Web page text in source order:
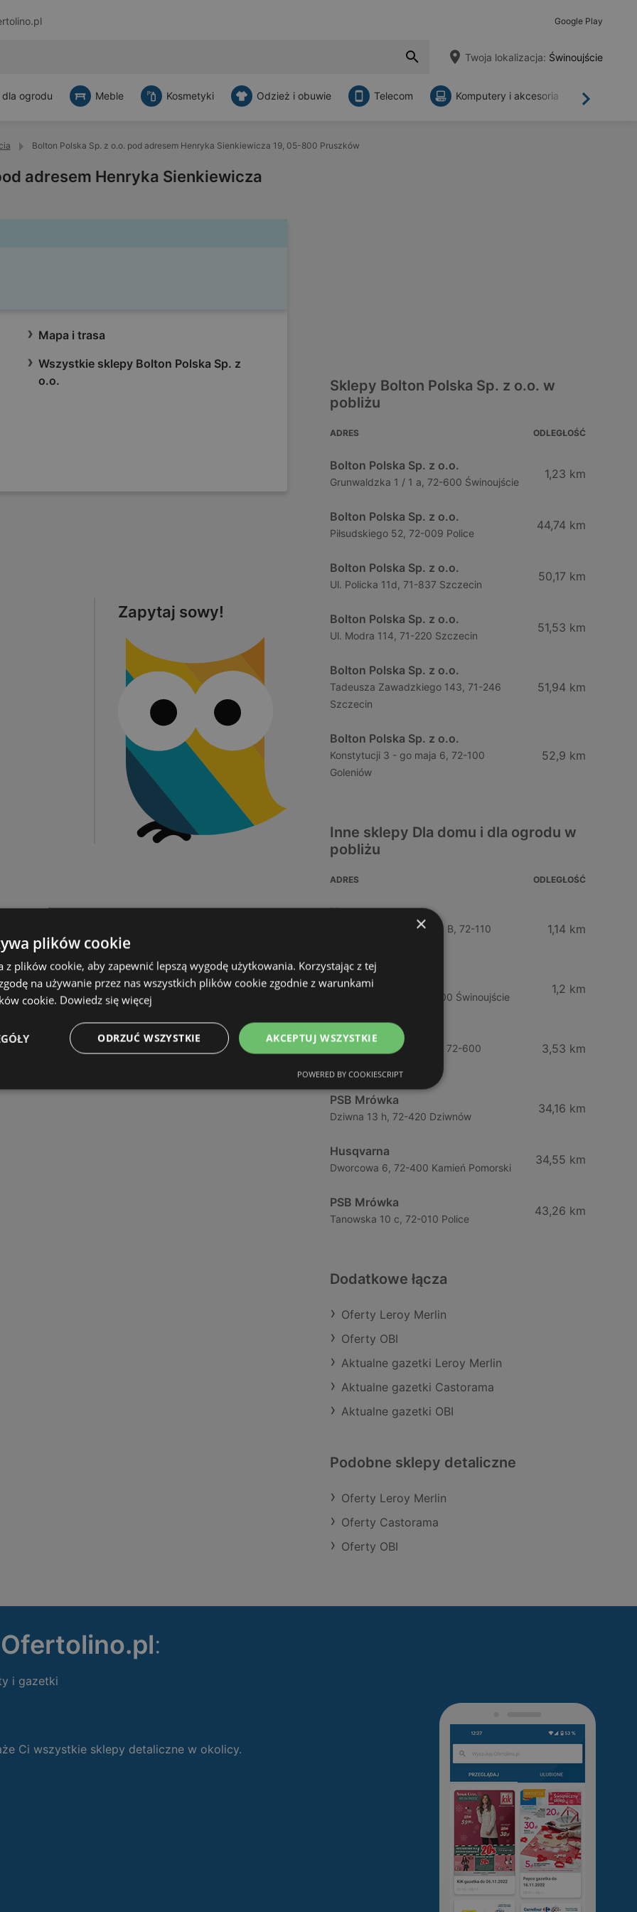
Google Play
Twoja lokalizacja: Świnoujście
Dalej
dla ogrodu Meble Kosmetyki Odzież i obuwie Telecom Komputery i akcesoria
Bolton Polska Sp. z o.o. pod adresem Henryka Sienkiewicza 19, 05-800 Pruszków
adresem Henryka Sienkiewicza
Mapa i trasa
Wszystkie sklepy Bolton Polska Sp. z
o.o.
Zapytaj sowy!
Sklepy Bolton Polska Sp. z o.o. w
pobliżu
ADRES ODLEGŁOŚĆ
Bolton Polska Sp. z o.o.
Grunwaldzka 1 / 1 a, 72-600 Świnoujście
1,23 km
Bolton Polska Sp. z o.o.
Piłsudskiego 52, 72-009 Police
44,74 km
Bolton Polska Sp. z o.o.
Ul. Policka 11d, 71-837 Szczecin
50,17 km
Bolton Polska Sp. z o.o.
Ul. Modra 114, 71-220 Szczecin
51,53 km
Bolton Polska Sp. z o.o.
Tadeusza Zawadzkiego 143, 71-246
Szczecin
51,94 km
Bolton Polska Sp. z o.o.
Konstytucji 3 - go maja 6, 72-100
Goleniów
52,9 km
Inne sklepy Dla domu i dla ogrodu w
pobliżu
ADRES ODLEGŁOŚĆ
Husqvarna
Bolesława Chrobrego 64 B, 72-110
1,14 km
Sklepy Komfort S.A.
Grunwaldzka 97b, 72-600 Świnoujście
1,2 km
Castorama
Ul. Wojska Polskiego 96, 72-600
3,53 km
PSB Mrówka
Dziwna 13 h, 72-420 Dziwnów
34,16 km
Husqvarna
Dworcowa 6, 72-400 Kamień Pomorski
34,55 km
PSB Mrówka
Tanowska 10 c, 72-010 Police
43,26 km
Dodatkowe łącza
Oferty Leroy Merlin
Oferty OBI
Aktualne gazetki Leroy Merlin
Aktualne gazetki Castorama
Aktualne gazetki OBI
Podobne sklepy detaliczne
Oferty Leroy Merlin
Oferty Castorama
Oferty OBI
Ofertolino.pl:
i gazetki
Ci wszystkie sklepy detaliczne w okolicy.
×
plików cookie
z plików cookie, aby zapewnić lepszą wygodę użytkowania. Korzystając z tej
na używanie przez nas wszystkich plików cookie zgodnie z warunkami
cookie. Dowiedz się więcej
AKCEPTUJ WSZYSTKIE
ODRZUĆ WSZYSTKIE
POWERED BY COOKIESCRIPT